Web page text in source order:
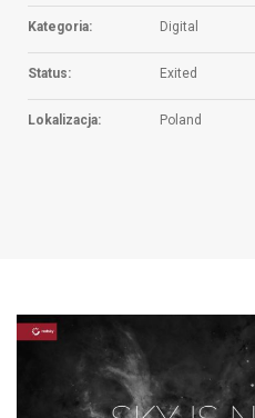
Kategoria: Digital
Status: Exited
Lokalizacja: Poland